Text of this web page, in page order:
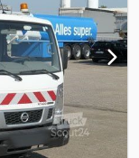
средства:
привод,